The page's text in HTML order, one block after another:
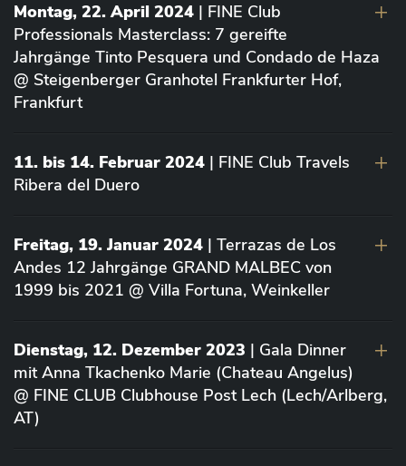
Montag, 22. April 2024 | FINE Club
Professionals Masterclass: 7 gereifte
Jahrgänge Tinto Pesquera und Condado de Haza
@ Steigenberger Granhotel Frankfurter Hof,
Frankfurt
11. bis 14. Februar 2024 | FINE Club Travels
Ribera del Duero
Freitag, 19. Januar 2024 | Terrazas de Los
Andes 12 Jahrgänge GRAND MALBEC von
1999 bis 2021 @ Villa Fortuna, Weinkeller
Dienstag, 12. Dezember 2023 | Gala Dinner
mit Anna Tkachenko Marie (Chateau Angelus)
@ FINE CLUB Clubhouse Post Lech (Lech/Arlberg,
AT)